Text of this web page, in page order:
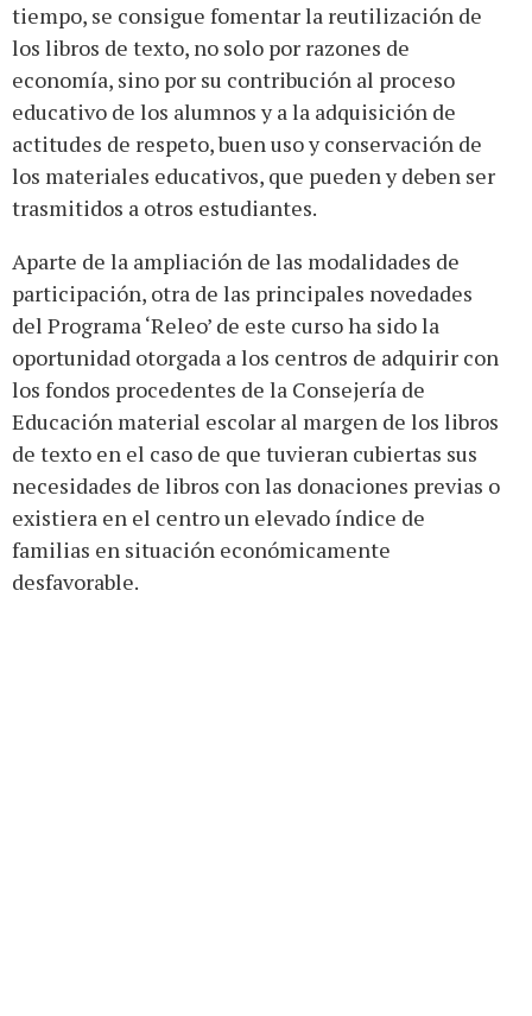
tiempo, se consigue fomentar la reutilización de
los libros de texto, no solo por razones de
economía, sino por su contribución al proceso
educativo de los alumnos y a la adquisición de
actitudes de respeto, buen uso y conservación de
los materiales educativos, que pueden y deben ser
trasmitidos a otros estudiantes.
Aparte de la ampliación de las modalidades de
participación, otra de las principales novedades
del Programa ‘Releo’ de este curso ha sido la
oportunidad otorgada a los centros de adquirir con
los fondos procedentes de la Consejería de
Educación material escolar al margen de los libros
de texto en el caso de que tuvieran cubiertas sus
necesidades de libros con las donaciones previas o
existiera en el centro un elevado índice de
familias en situación económicamente
desfavorable.